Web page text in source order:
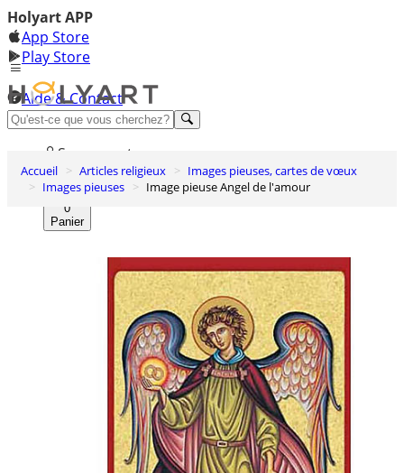
Holyart APP
App Store
Play Store
Aide & Contact
Découvrez Premium
Se connecter
Liste des envies
0
Panier
Accueil Articles religieux
Images pieuses, cartes de vœux
Images pieuses
Image pieuse Angel de l'amour